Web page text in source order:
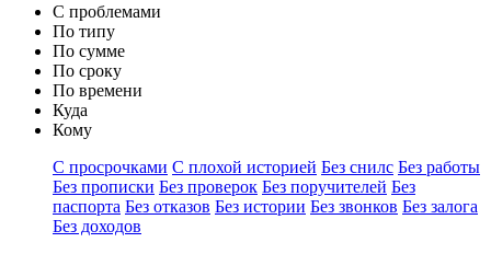
С проблемами
По типу
По сумме
По сроку
По времени
Куда
Кому
С просрочками С плохой историей Без снилс Без работы
Без прописки Без проверок Без поручителей Без
паспорта Без отказов Без истории Без звонков Без залога
Без доходов